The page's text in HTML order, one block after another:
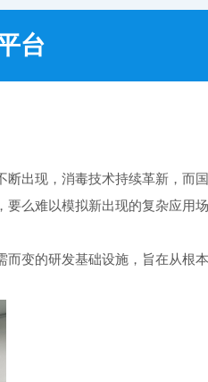
台
出现，消毒技术持续革新，而
么难以模拟新出现的复杂应用
变的研发基础设施，旨在从根